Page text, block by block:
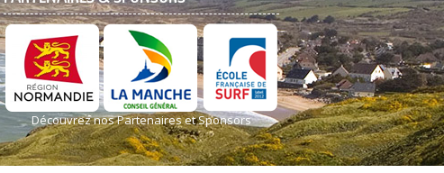
Découvrez nos Partenaires et Sponsors